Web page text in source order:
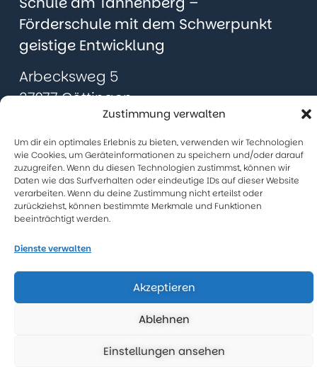
Zustimmung verwalten
Um dir ein optimales Erlebnis zu bieten, verwenden wir Technologien
wie Cookies, um Geräteinformationen zu speichern und/oder darauf
zuzugreifen. Wenn du diesen Technologien zustimmst, können wir
Daten wie das Surfverhalten oder eindeutige IDs auf dieser Website
verarbeiten. Wenn du deine Zustimmung nicht erteilst oder
zurückziehst, können bestimmte Merkmale und Funktionen
beeinträchtigt werden.
Dienste verwalten
Akzeptieren
Ablehnen
Einstellungen ansehen
Förderschule mit dem Schwerpunkt
geistige Entwicklung
Arbecksweg 5
37077 Göttingen
0551/ 4005230
Impressum
Datenschutzerklärung
Cookie-Richtlinie (EU)